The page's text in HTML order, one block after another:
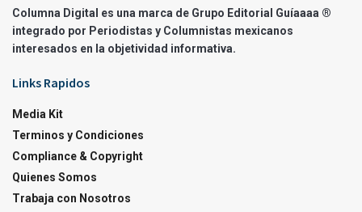
Columna Digital es una marca de Grupo Editorial Guíaaaa ®
integrado por Periodistas y Columnistas mexicanos
interesados en la objetividad informativa.
Links Rapidos
Media Kit
Terminos y Condiciones
Compliance & Copyright
Quienes Somos
Trabaja con Nosotros